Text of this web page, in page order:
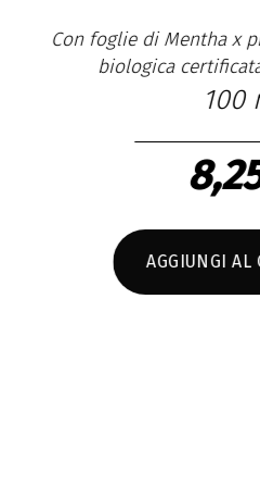
Con foglie di Mentha x
biologica
100
AGGIUNGI AL